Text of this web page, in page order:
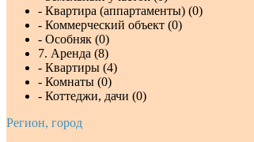
- Квартира (аппартаменты) (0)
- Коммерческий объект (0)
- Особняк (0)
7. Аренда (8)
- Квартиры (4)
- Комнаты (0)
- Коттеджи, дачи (0)
Регион, город